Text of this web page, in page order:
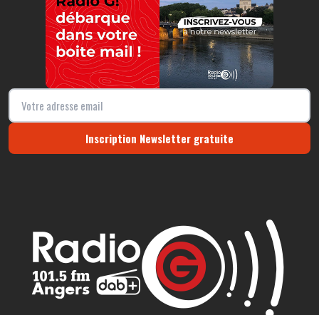
Inscription Newsletter gratuite